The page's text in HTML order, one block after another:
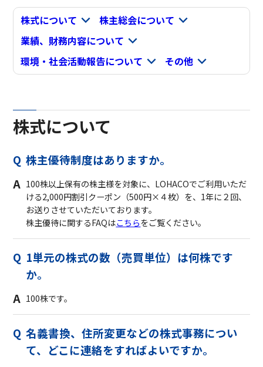
株式について
株主総会について
業績、財務内容について
環境・社会活動報告について
その他
株式について
株主優待制度はありますか。
100株以上保有の株主様を対象に、LOHACOでご利用いただ
ける2,000円割引クーポン（500円×４枚）を、1年に２回、
お送りさせていただいております。
株主優待に関するFAQはこちら をご覧ください。
1単元の株式の数（売買単位）は何株です
か。
100株です。
名義書換、住所変更などの株式事務につい
て、どこに連絡をすればよいですか。